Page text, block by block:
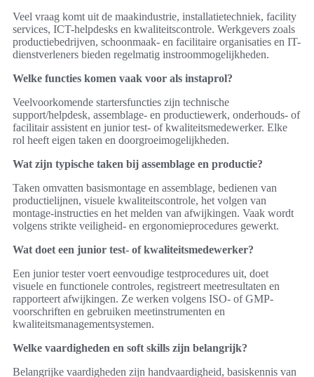
Veel vraag komt uit de maakindustrie, installatietechniek, facility
services, ICT-helpdesks en kwaliteitscontrole. Werkgevers zoals
productiebedrijven, schoonmaak- en facilitaire organisaties en IT-
dienstverleners bieden regelmatig instroommogelijkheden.
Welke functies komen vaak voor als instaprol?
Veelvoorkomende startersfuncties zijn technische
support/helpdesk, assemblage- en productiewerk, onderhouds- of
facilitair assistent en junior test- of kwaliteitsmedewerker. Elke
rol heeft eigen taken en doorgroeimogelijkheden.
Wat zijn typische taken bij assemblage en productie?
Taken omvatten basismontage en assemblage, bedienen van
productielijnen, visuele kwaliteitscontrole, het volgen van
montage-instructies en het melden van afwijkingen. Vaak wordt
volgens strikte veiligheid- en ergonomieprocedures gewerkt.
Wat doet een junior test- of kwaliteitsmedewerker?
Een junior tester voert eenvoudige testprocedures uit, doet
visuele en functionele controles, registreert meetresultaten en
rapporteert afwijkingen. Ze werken volgens ISO- of GMP-
voorschriften en gebruiken meetinstrumenten en
kwaliteitsmanagementsystemen.
Welke vaardigheden en soft skills zijn belangrijk?
Belangrijke vaardigheden zijn handvaardigheid, basiskennis van